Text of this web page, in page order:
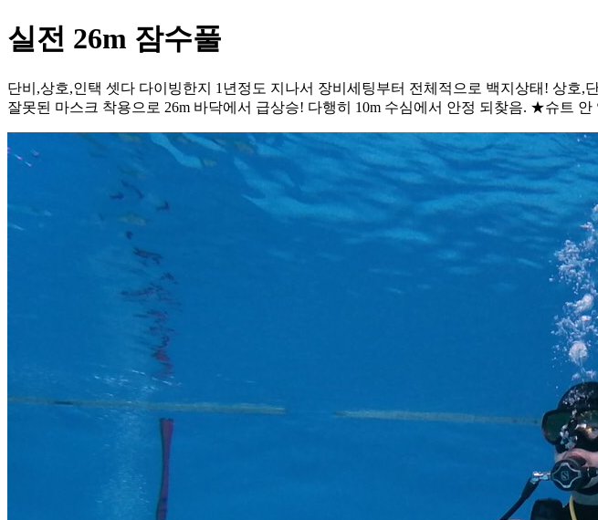
실전 26m 잠수풀
단비,상호,인택 셋다 다이빙한지 1년정도 지나서 장비세팅부터 전체적으로 백지상태! 상호
잘못된 마스크 착용으로 26m 바닥에서 급상승! 다행히 10m 수심에서 안정 되찾음. ★슈트 안